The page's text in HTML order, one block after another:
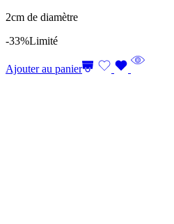
2cm de diamètre
-33%Limité
Ajouter au panier